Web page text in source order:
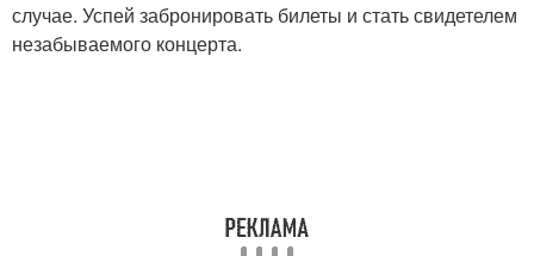
случае. Успей забронировать билеты и стать свидетелем
незабываемого концерта.